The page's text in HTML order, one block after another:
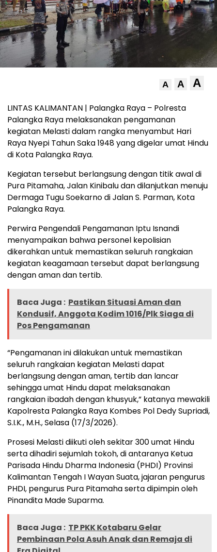
A A A
LINTAS KALIMANTAN | Palangka Raya – Polresta
Palangka Raya melaksanakan pengamanan
kegiatan Melasti dalam rangka menyambut Hari
Raya Nyepi Tahun Saka 1948 yang digelar umat Hindu
di Kota Palangka Raya.
Kegiatan tersebut berlangsung dengan titik awal di
Pura Pitamaha, Jalan Kinibalu dan dilanjutkan menuju
Dermaga Tugu Soekarno di Jalan S. Parman, Kota
Palangka Raya.
Perwira Pengendali Pengamanan Iptu Isnandi
menyampaikan bahwa personel kepolisian
dikerahkan untuk memastikan seluruh rangkaian
kegiatan keagamaan tersebut dapat berlangsung
dengan aman dan tertib.
Baca Juga : Pastikan Situasi Aman dan
Kondusif, Anggota Kodim 1016/Plk Siaga di
Pos Pengamanan
“Pengamanan ini dilakukan untuk memastikan
seluruh rangkaian kegiatan Melasti dapat
berlangsung dengan aman, tertib dan lancar
sehingga umat Hindu dapat melaksanakan
rangkaian ibadah dengan khusyuk,” katanya mewakili
Kapolresta Palangka Raya Kombes Pol Dedy Supriadi,
S.I.K., M.H., Selasa (17/3/2026).
Prosesi Melasti diikuti oleh sekitar 300 umat Hindu
serta dihadiri sejumlah tokoh, di antaranya Ketua
Parisada Hindu Dharma Indonesia (PHDI) Provinsi
Kalimantan Tengah I Wayan Suata, jajaran pengurus
PHDI, pengurus Pura Pitamaha serta dipimpin oleh
Pinandita Made Suparma.
Baca Juga : TP PKK Kotabaru Gelar
Pembinaan Pola Asuh Anak dan Remaja di